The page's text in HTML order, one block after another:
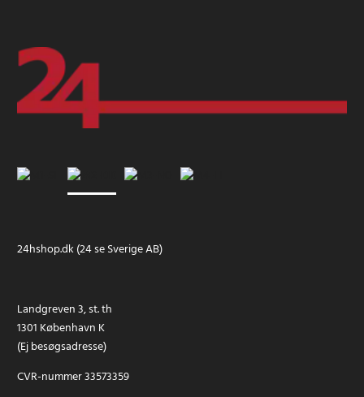
24hshop.dk (24 se Sverige AB)
Landgreven 3, st. th
1301 København K
(Ej besøgsadresse)
CVR-nummer 33573359